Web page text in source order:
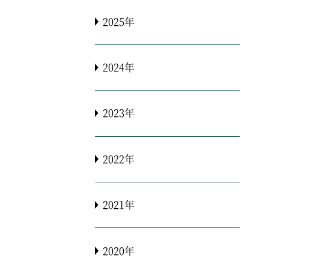
2025年
2024年
2023年
2022年
2021年
2020年